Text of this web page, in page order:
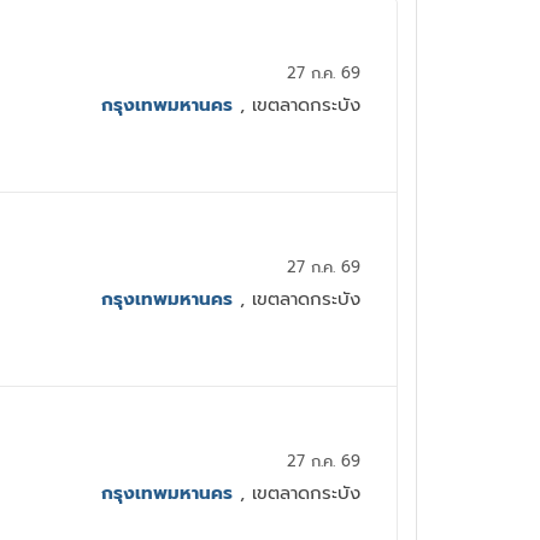
27 ก.ค. 69
กรุงเทพมหานคร, เขตลาดกระบัง
27 ก.ค. 69
กรุงเทพมหานคร, เขตลาดกระบัง
27 ก.ค. 69
กรุงเทพมหานคร, เขตลาดกระบัง